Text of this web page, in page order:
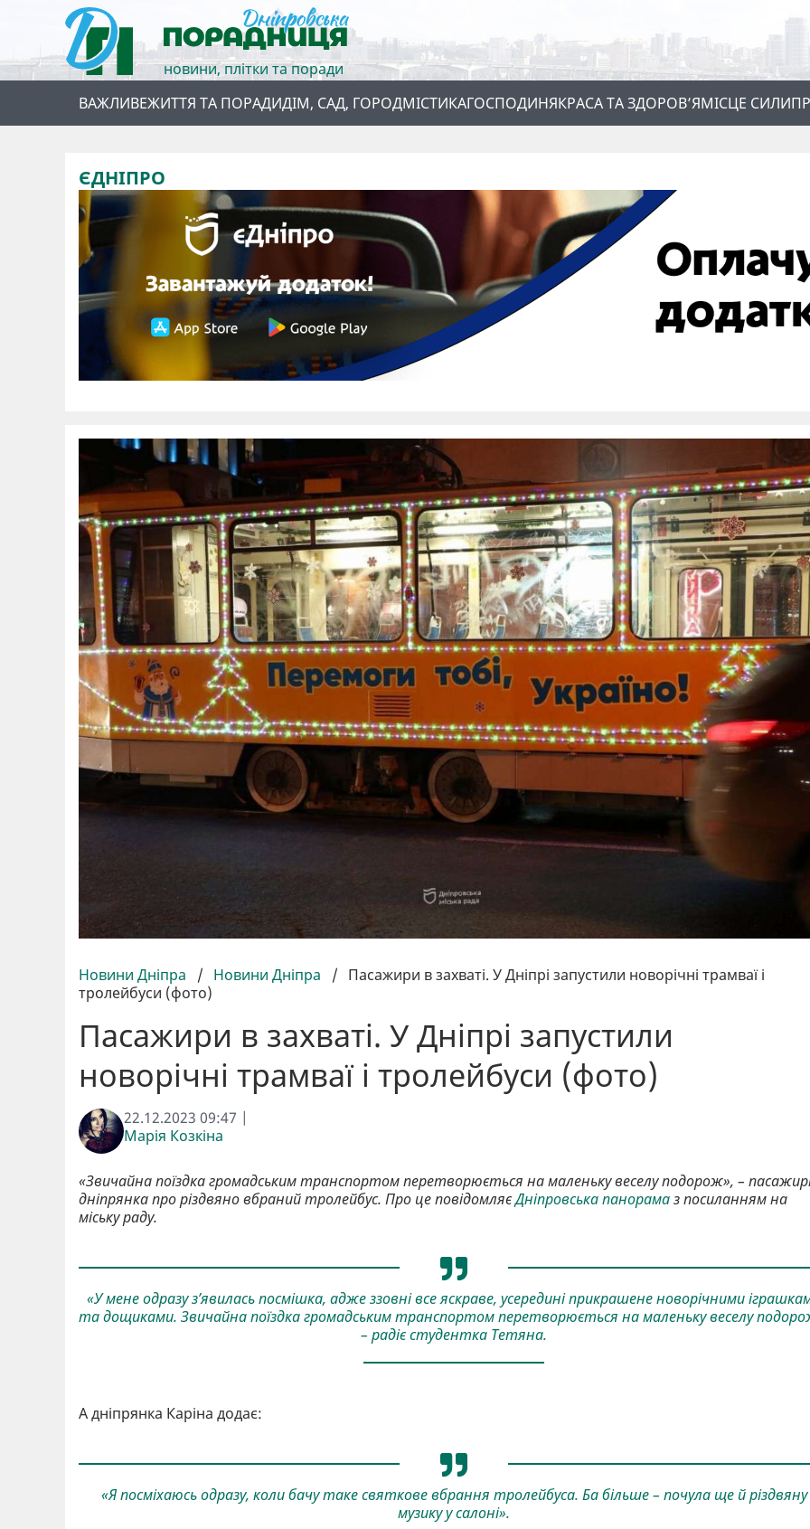
новини, плітки та поради
ВАЖЛИВЕЖИТТЯ ТА ПОРАДИДІМ, САД, ГОРОДМІСТИКАГОСПОДИНЯКРАСА ТА ЗДОРОВ’ЯМІСЦЕ СИЛИ
ЄДНІПРО
Новини Дніпра / Новини Дніпра / Пасажири в захваті. У Дніпрі запустили новорічні трамваї і
тролейбуси (фото)
Пасажири в захваті. У Дніпрі запустили
новорічні трамваї і тролейбуси (фото)
22.12.2023 09:47 |
Марія Козкіна
«Звичайна поїздка громадським транспортом перетворюється на маленьку веселу подорож», –
дніпрянка про різдвяно вбраний тролейбус. Про це повідомляєДніпровська панорамаз посиланням на
міську раду.
«У мене одразу з’явилась посмішка, адже ззовні все яскраве, усередині прикрашене новорічними
та дощиками. Звичайна поїздка громадським транспортом перетворюється на маленьку веселу
– радіє студентка Тетяна.
А дніпрянка Каріна додає:
«Я посміхаюсь одразу, коли бачу таке святкове вбрання тролейбуса. Ба більше – почула ще й різдвяну
музику у салоні».